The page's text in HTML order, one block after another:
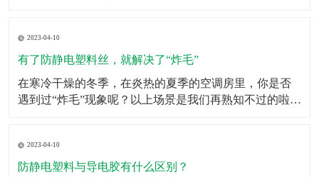
速的发展，而且在发光二极管、太阳能电池、移动电
话、微型电视屏幕乃至生命科学研究等领域也有广泛的
应用前景。此
2023-04-10
有了防静电塑料丝，就解决了“炸毛”
​在寒冷干燥的冬季，在炎热的夏季的空调房里，你是否
遇到过“炸毛”现象呢？以上场景是我们再熟知不过的啦，
重任。如果头梳不具备防静电效果，金毛狮王就是你的
代名词了，但是有了防静电塑料丝，这些烦恼统统迎刃
2023-04-10
防静电塑料与导电胶有什么区别？